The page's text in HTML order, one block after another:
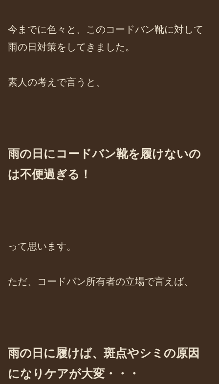
今までに色々と、このコードバン靴に対して
雨の日対策をしてきました。
素人の考えで言うと、
雨の日にコードバン靴を履けないの
は不便過ぎる！
って思います。
ただ、コードバン所有者の立場で言えば、
雨の日に履けば、斑点やシミの原因
になりケアが大変・・・